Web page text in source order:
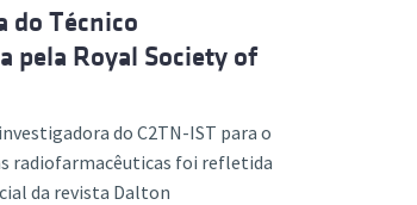
do Técnico
pela Royal Society of
do C2TN-IST para o
radiofarmacêuticas foi refletida
da revista Dalton